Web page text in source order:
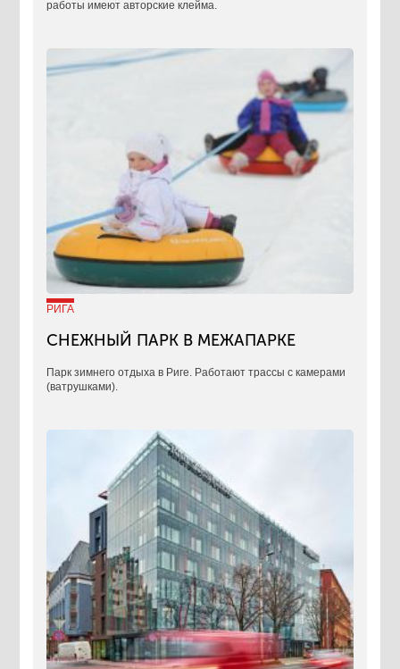
работы имеют авторские клейма.
РИГА
СНЕЖНЫЙ ПАРК В МЕЖАПАРКЕ
Парк зимнего отдыха в Риге. Работают трассы с камерами
(ватрушками).